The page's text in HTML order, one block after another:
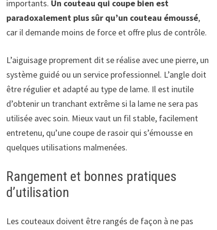
importants. Un couteau qui coupe bien est
paradoxalement plus sûr qu’un couteau émoussé,
car il demande moins de force et offre plus de contrôle.
L’aiguisage proprement dit se réalise avec une pierre, un
système guidé ou un service professionnel. L’angle doit
être régulier et adapté au type de lame. Il est inutile
d’obtenir un tranchant extrême si la lame ne sera pas
utilisée avec soin. Mieux vaut un fil stable, facilement
entretenu, qu’une coupe de rasoir qui s’émousse en
quelques utilisations malmenées.
Rangement et bonnes pratiques
d’utilisation
Les couteaux doivent être rangés de façon à ne pas